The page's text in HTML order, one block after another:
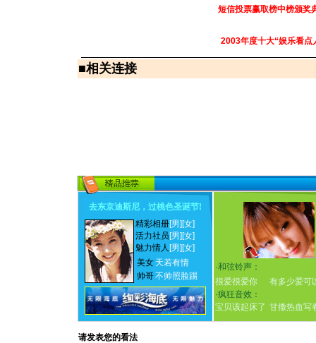
短信投票赢取榜中榜颁奖
2003年度十大“娱乐看点
■相关连接
去东京迪斯尼，过桃色圣诞节!
精彩相册[男] [女]
活力社员 [男] [女]
魅力情人 [男] [女]
美女 天若有情
帅哥不帅照脸踢
·和弦铃声：
很爱很爱你
有多少爱可
·疯狂音效：
宝贝该起床了 甘撒热血写
请发表您的看法